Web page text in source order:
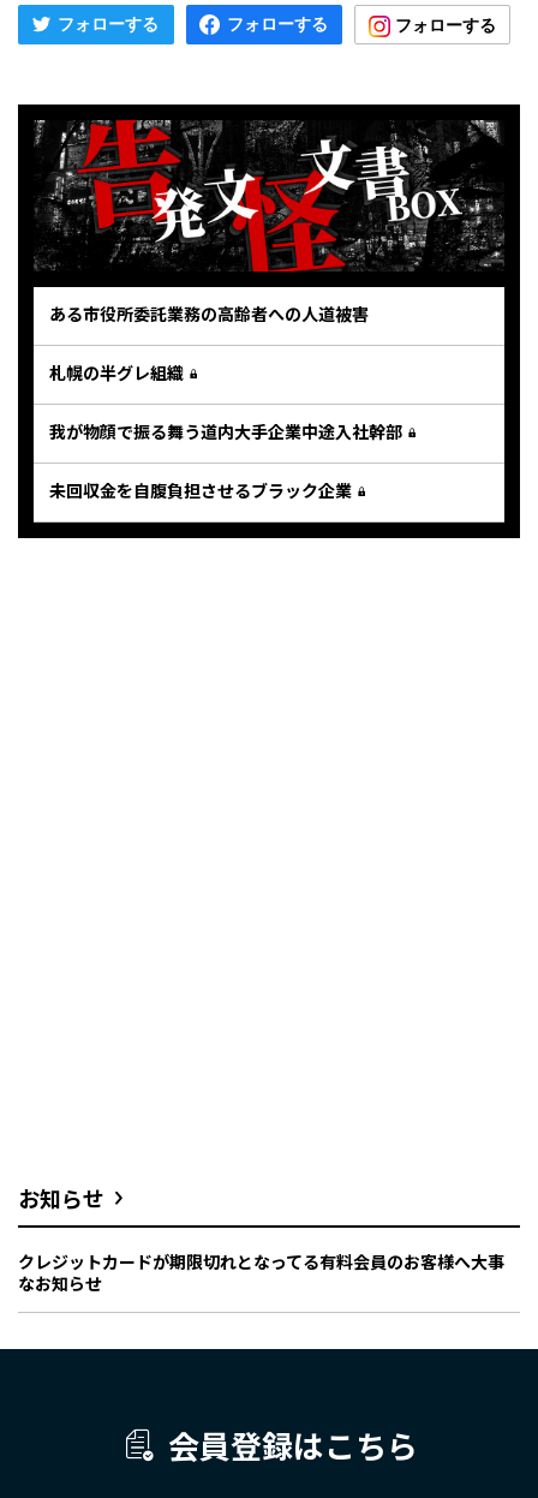
ある市役所委託業務の高齢者への人道被害
札幌の半グレ組織
我が物顔で振る舞う道内大手企業中途入社幹部
未回収金を自腹負担させるブラック企業
お知らせ
クレジットカードが期限切れとなってる有料会員のお客様へ大事
なお知らせ
会員登録はこちら